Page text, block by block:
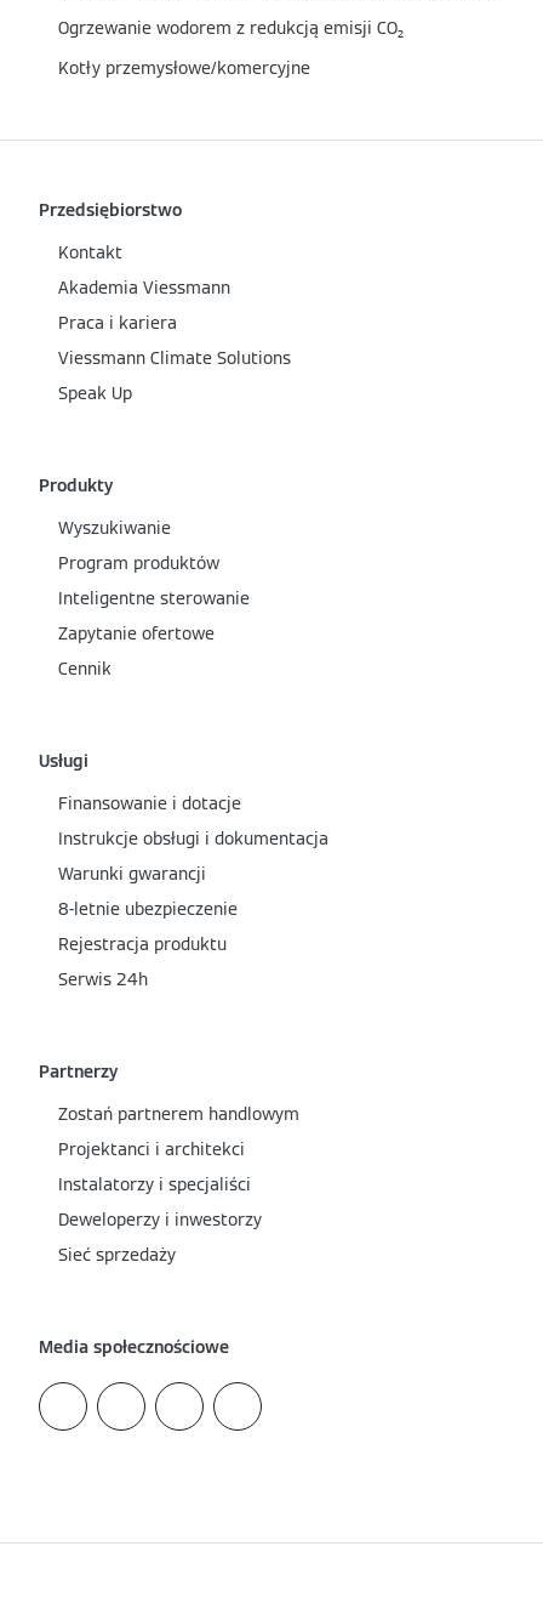
Ogrzewanie wodorem z redukcją emisji CO₂
Kotły przemysłowe/komercyjne
Przedsiębiorstwo
Kontakt
Akademia Viessmann
Praca i kariera
Viessmann Climate Solutions
Speak Up
Produkty
Wyszukiwanie
Program produktów
Inteligentne sterowanie
Zapytanie ofertowe
Cennik
Usługi
Finansowanie i dotacje
Instrukcje obsługi i dokumentacja
Warunki gwarancji
8-letnie ubezpieczenie
Rejestracja produktu
Serwis 24h
Partnerzy
Zostań partnerem handlowym
Projektanci i architekci
Instalatorzy i specjaliści
Deweloperzy i inwestorzy
Sieć sprzedaży
Media społecznościowe